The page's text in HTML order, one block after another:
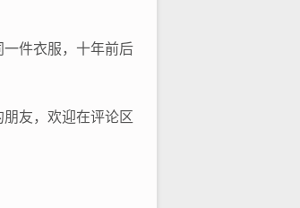
件衣服，十年前后
友，欢迎在评论区